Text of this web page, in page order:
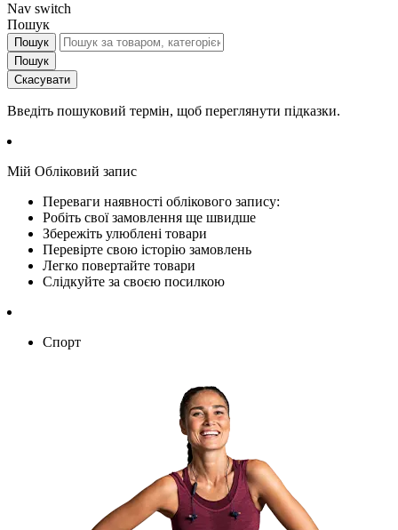
Nav switch
Пошук
Пошук
Пошук
Скасувати
Введіть пошуковий термін, щоб переглянути підказки.
Мій Обліковий запис
Переваги наявності облікового запису:
Робіть свої замовлення ще швидше
Збережіть улюблені товари
Перевірте свою історію замовлень
Легко повертайте товари
Слідкуйте за своєю посилкою
Спорт